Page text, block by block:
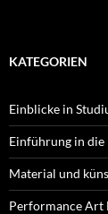
KATEGORIEN
Einblicke in
Einführung in die
Material und
Performance Art